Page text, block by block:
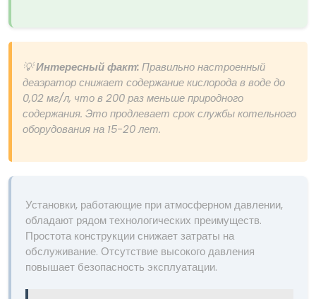
💡Интересный факт:Правильно настроенный
деаэратор снижает содержание кислорода в воде до
0,02 мг/л, что в 200 раз меньше природного
содержания. Это продлевает срок службы котельного
оборудования на 15-20 лет.
Установки, работающие при атмосферном давлении,
обладают рядом технологических преимуществ.
Простота конструкции снижает затраты на
обслуживание. Отсутствие высокого давления
повышает безопасность эксплуатации.